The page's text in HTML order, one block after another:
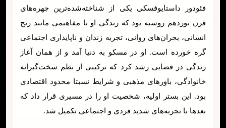
فئودور داستایوفسکی یکی از شناخته‌شده‌ترین چهره‌های
قرن نوزدهم روسیه بود که زندگی او با مفاهیمی مانند رنج
انسانی، بحران‌های روانی، تجربه زندان و ناپایداری اجتماعی
گره خورده است. او در مسکو به دنیا آمد و از همان آغاز
زندگی در فضایی رشد کرد که ترکیبی از نظم سخت‌گیرانه
خانوادگی، باورهای مذهبی و شرایط نسبتا محدود اقتصادی
بود. این بستر اولیه، شخصیت او را در مسیری قرار داد که
بعدها با تجربه‌های شدید فردی و اجتماعی تکمیل شد.